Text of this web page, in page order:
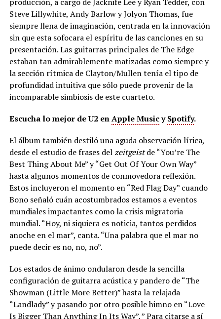
Steve Lillywhite, Andy Barlow y Jolyon Thomas, fue
siempre llena de imaginación, centrada en la innovación
sin que esta sofocara el espíritu de las canciones en su
presentación. Las guitarras principales de The Edge
estaban tan admirablemente matizadas como siempre y
la sección rítmica de Clayton/Mullen tenía el tipo de
profundidad intuitiva que sólo puede provenir de la
incomparable simbiosis de este cuarteto.
Escucha lo mejor de U2 enApple MusicySpotify.
El álbum también destiló una aguda observación lírica,
desde el estudio de frases delzeitgeistde “You’re The
Best Thing About Me” y “Get Out Of Your Own Way”
hasta algunos momentos de conmovedora reflexión.
Estos incluyeron el momento en “Red Flag Day” cuando
Bono señaló cuán acostumbrados estamos a eventos
mundiales impactantes como la crisis migratoria
mundial. “Hoy, ni siquiera es noticia, tantos perdidos
anoche en el mar”, canta. “Una palabra que el mar no
puede decir es no, no, no”.
Los estados de ánimo ondularon desde la sencilla
configuración de guitarra acústica y pandero de “The
Showman (Little More Better)” hasta la relajada
“Landlady” y pasando por otro posible himno en “Love
Is Bigger Than Anything In Its Way”. ” Para citarse a sí